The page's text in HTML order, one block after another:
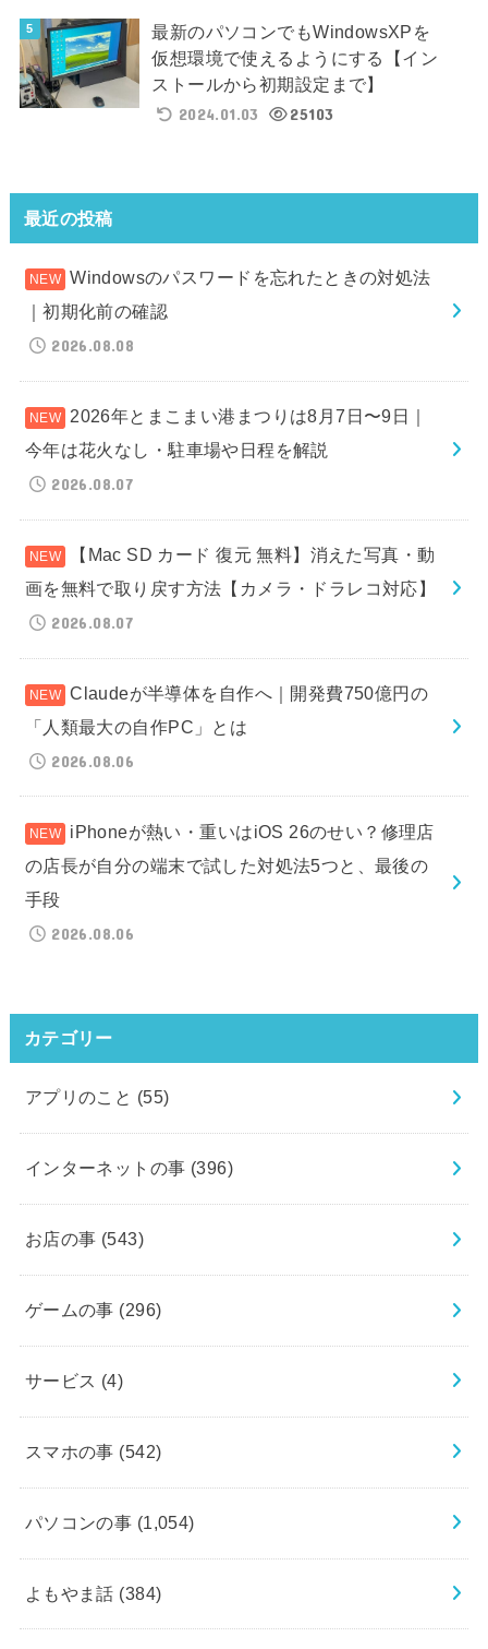
最新のパソコンでもWindowsXPを
仮想環境で使えるようにする【イン
ストールから初期設定まで】
2024.01.03
25103
最近の投稿
Windowsのパスワードを忘れたときの対処法
｜初期化前の確認
2026.08.08
2026年とまこまい港まつりは8月7日〜9日｜
今年は花火なし・駐車場や日程を解説
2026.08.07
【Mac SD カード 復元 無料】消えた写真・動
画を無料で取り戻す方法【カメラ・ドラレコ対応】
2026.08.07
Claudeが半導体を自作へ｜開発費750億円の
「人類最大の自作PC」とは
2026.08.06
iPhoneが熱い・重いはiOS 26のせい？修理店
の店長が自分の端末で試した対処法5つと、最後の
手段
2026.08.06
カテゴリー
アプリのこと (55)
インターネットの事 (396)
お店の事 (543)
ゲームの事 (296)
サービス (4)
スマホの事 (542)
パソコンの事 (1,054)
よもやま話 (384)